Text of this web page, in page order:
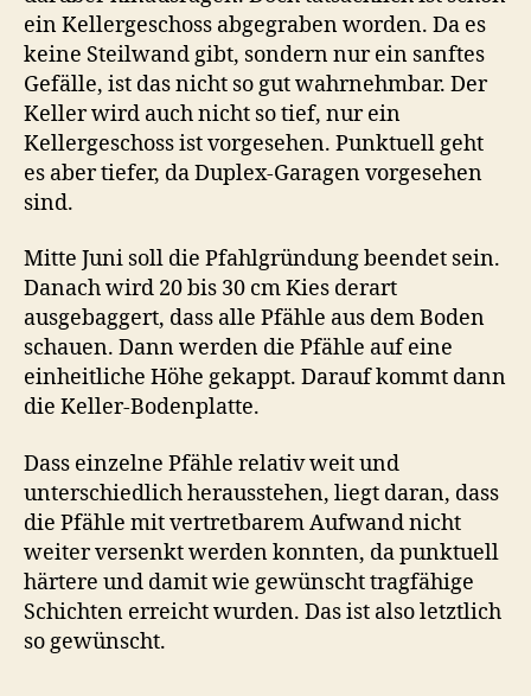
ein Kellergeschoss abgegraben worden. Da es
keine Steilwand gibt, sondern nur ein sanftes
Gefälle, ist das nicht so gut wahrnehmbar. Der
Keller wird auch nicht so tief, nur ein
Kellergeschoss ist vorgesehen. Punktuell geht
es aber tiefer, da Duplex-Garagen vorgesehen
sind.
Mitte Juni soll die Pfahlgründung beendet sein.
Danach wird 20 bis 30 cm Kies derart
ausgebaggert, dass alle Pfähle aus dem Boden
schauen. Dann werden die Pfähle auf eine
einheitliche Höhe gekappt. Darauf kommt dann
die Keller-Bodenplatte.
Dass einzelne Pfähle relativ weit und
unterschiedlich herausstehen, liegt daran, dass
die Pfähle mit vertretbarem Aufwand nicht
weiter versenkt werden konnten, da punktuell
härtere und damit wie gewünscht tragfähige
Schichten erreicht wurden. Das ist also letztlich
so gewünscht.